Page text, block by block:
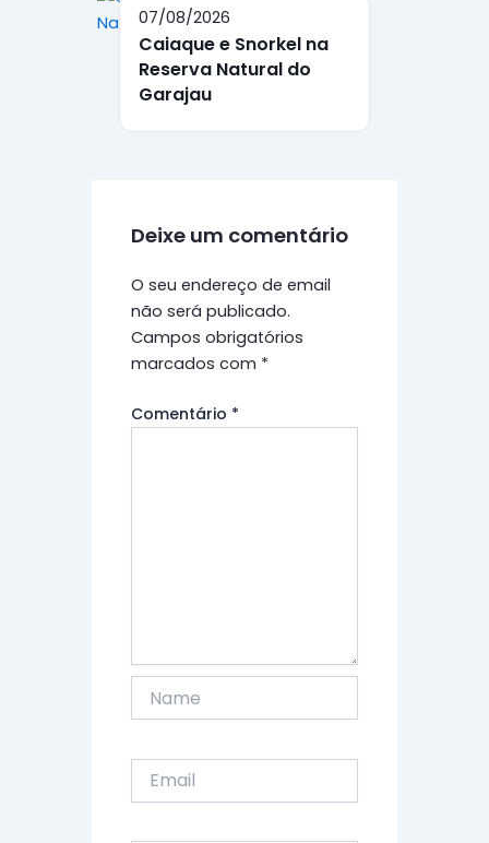
07/08/2026
Caiaque e Snorkel na
Reserva Natural do
Garajau
Deixe um comentário
O seu endereço de email
não será publicado.
Campos obrigatórios
marcados com *
Comentário *